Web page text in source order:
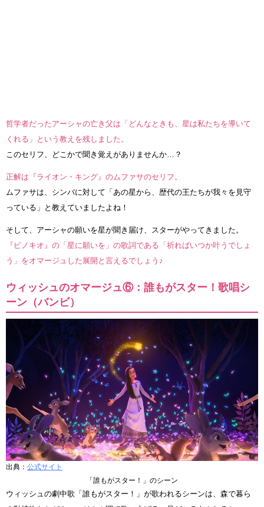
哲学者だったアーシャの亡き父は「どんなときも、星は私たちを導いて
くれる」という教えを残しました。
このセリフ、どこかで聞き覚えがありませんか…？
正解は『ライオン・キング』のムファサのセリフ。
ムファサは、シンバに対して「あの星から、歴代の王たちが我々を見守
っている」と教えていましたよね！
そして、アーシャの願いを星が聞き届け、スターがやってきました。
『ピノキオ』の「星に願いを」の歌詞である「祈ればいつか叶うでしょ
う」をオマージュした展開と言えるでしょう♪
ウィッシュのオマージュ⑥：誰もがスター！歌唱シ
ーン（バンビ）
出典： 公式サイト
「誰もがスター！」のシーン
ウィッシュの劇中歌「誰もがスター！」が歌われるシーンは、森で暮ら